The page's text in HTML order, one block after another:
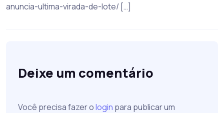
anuncia-ultima-virada-de-lote/ […]
Deixe um comentário
Você precisa fazer ologin para publicar um